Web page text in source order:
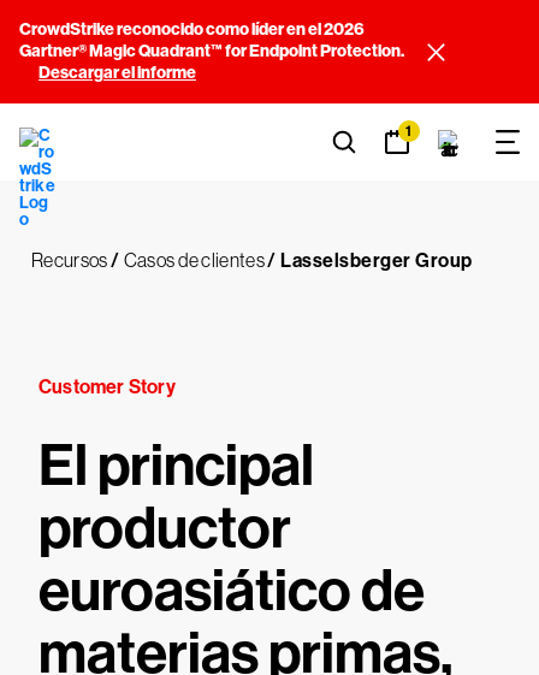
CrowdStrike reconocido como líder en el 2026
Gartner® Magic Quadrant™ for Endpoint Protection.
Descargar el informe
1
Recursos/ Casos de clientes/ Lasselsberger Group
Customer Story
El principal
productor
euroasiático de
materias primas,